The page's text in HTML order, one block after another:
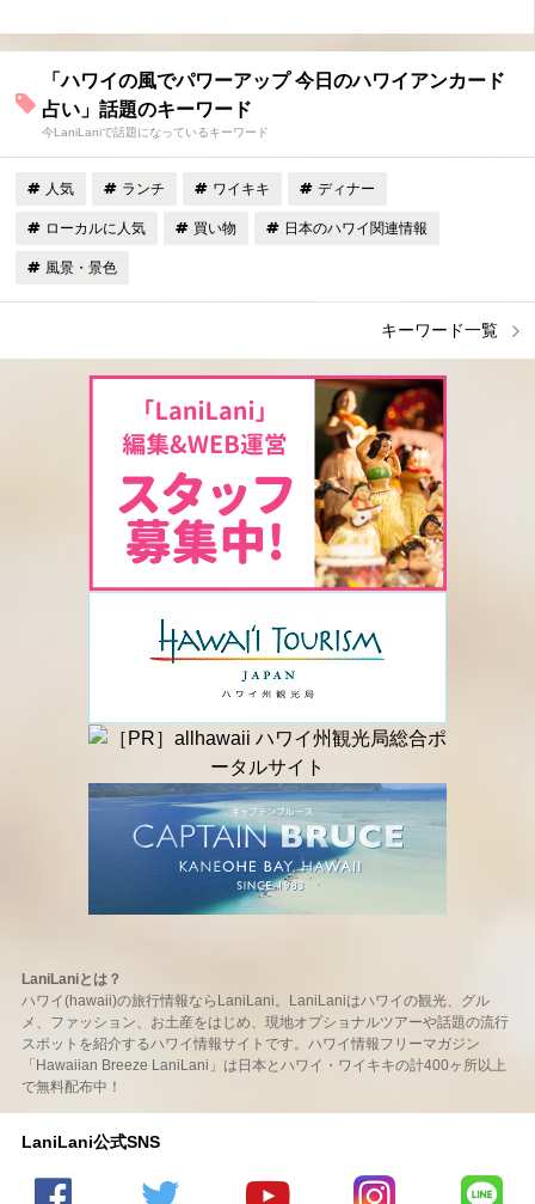
「ハワイの風でパワーアップ 今日のハワイアンカード
占い」話題のキーワード
今LaniLaniで話題になっているキーワード
人気 ランチ ワイキキ ディナー
ローカルに人気 買い物 日本のハワイ関連情報
風景・景色
キーワード一覧
LaniLaniとは？
ハワイ(hawaii)の旅行情報ならLaniLani。LaniLaniはハワイの観光、グル
メ、ファッション、お土産をはじめ、現地オプショナルツアーや話題の流行
スポットを紹介するハワイ情報サイトです。ハワイ情報フリーマガジン
「Hawaiian Breeze LaniLani」は日本とハワイ・ワイキキの計400ヶ所以上
で無料配布中！
LaniLani公式SNS